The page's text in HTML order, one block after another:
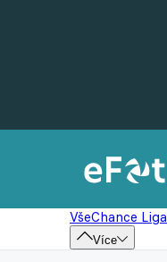
VšeChance Liga
Více